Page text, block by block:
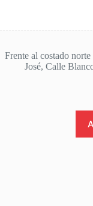
Frente al costado
José, Calle